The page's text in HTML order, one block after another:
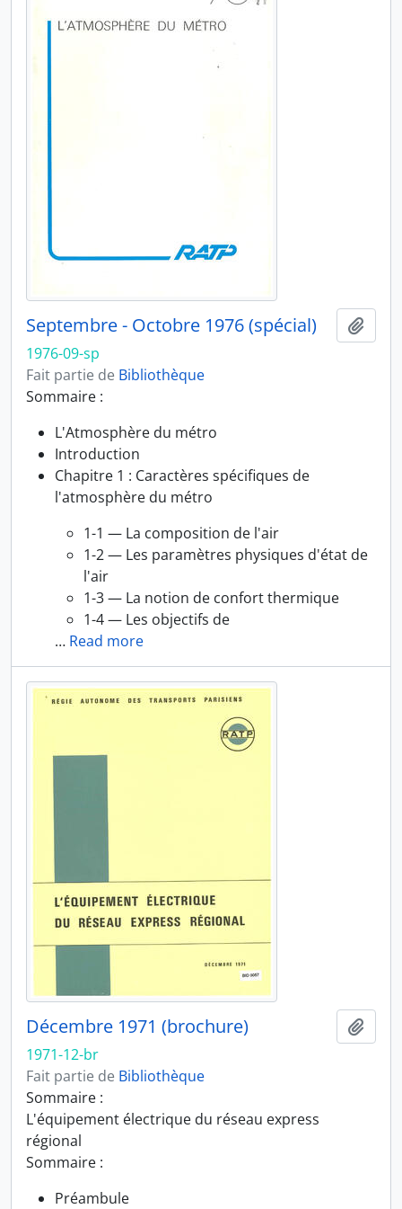
Septembre - Octobre 1976 (spécial)
1976-09-sp
Fait partie de Bibliothèque
Sommaire :
L'Atmosphère du métro
Introduction
Chapitre 1 : Caractères spécifiques de
l'atmosphère du métro
1-1 — La composition de l'air
1-2 — Les paramètres physiques d'état de
l'air
1-3 — La notion de confort thermique
1-4 — Les objectifs de
… Read more
Décembre 1971 (brochure)
1971-12-br
Fait partie de Bibliothèque
Sommaire :
L'équipement électrique du réseau express
régional
Sommaire :
Préambule